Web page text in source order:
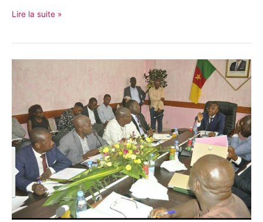
Lire la suite »
semi-
mécanisée
:
l’État
veille
au
grain